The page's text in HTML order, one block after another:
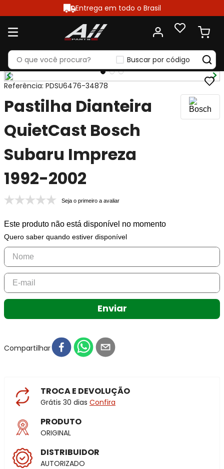
Entrega em todo o Brasil
Buscar por código
Referência: PDSU6476-34878
Pastilha Dianteira
QuietCast Bosch
Subaru Impreza
1992-2002
Seja o primeiro a avaliar
Este produto não está disponível no momento
Quero saber quando estiver disponível
Enviar
Compartilhar
TROCA E DEVOLUÇÃO
Grátis 30 dias Confira
PRODUTO
ORIGINAL
DISTRIBUIDOR
AUTORIZADO